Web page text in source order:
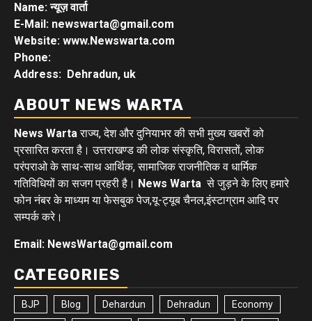
Name: न्यूज़ वार्ता
E-Mail: newswarta@gmail.com
Website: www.Newswarta.com
Phone:
Address: Dehradun, uk
ABOUT NEWS WARTA
News Wartaराज्य, देश और दुनियाभर की सभी मुख्य खबरों को
प्रसारित करता है। उत्तराखण्ड की लोक संस्कृति, विरासतों, लोक
परंपराओ के साथ-साथ आर्थिक, सामाजिक राजनीतिक व धार्मिक
गतिविधियों का सजग प्रहरी है। News Warta से जुड़ने के लिए हमारे
फोन नंबर के माध्यम या फेसबुक पेज,यू-ट्यूब चैनल,इंस्टाग्राम आदि पर
सम्पर्क करे।
Email: NewsWarta@gmail.com
CATEGORIES
BJP Blog Dehardun Dehradun Economy